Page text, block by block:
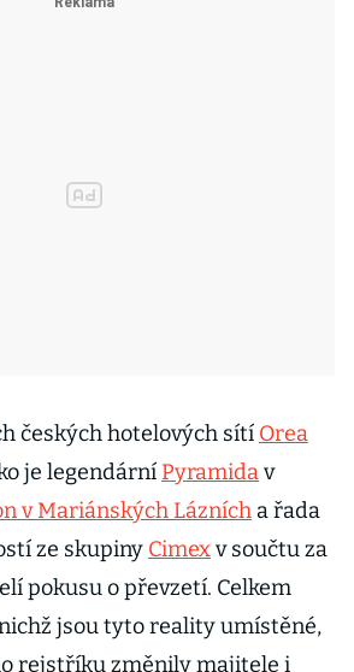
českých hotelových sítí Orea
je legendární Pyramidav
v Mariánských Lázních a řada
ze skupiny Cimexv součtu za
pokusu o převzetí. Celkem
jsou tyto reality umístěné,
rejstříku změnily majitele i